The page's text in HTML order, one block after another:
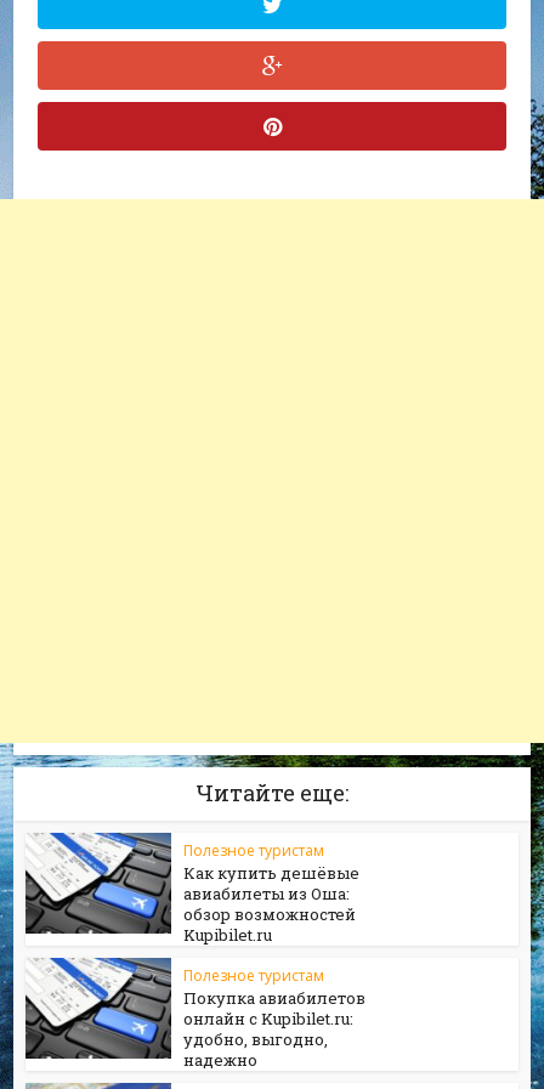
Читайте еще:
Полезное туристам
Как купить дешёвые
авиабилеты из Оша:
обзор возможностей
Kupibilet.ru
Полезное туристам
Покупка авиабилетов
онлайн с Kupibilet.ru:
удобно, выгодно,
надежно